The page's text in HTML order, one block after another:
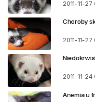
2011-11-27
Choroby
2011-11-27
2011-11-24
Anemia u